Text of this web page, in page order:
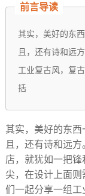
前言导读
其实，美好的东
且，还有诗和远
工业复古风，复
括
其实，美好的东
且，还有诗和远
店，就犹如一把
尖，在设计上面
们一起分享一组